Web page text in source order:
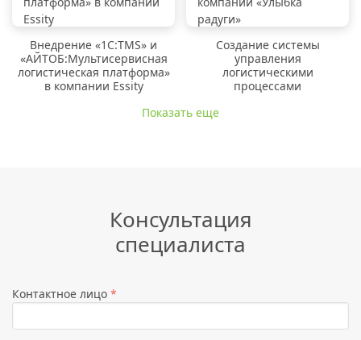
Внедрение «1C:TMS» и
«АЙТОБ:Мультисервисная
логистическая платформа»
в компании Essity
Создание системы
управления
логистическими
процессами
Показать еще
Консультация
специалиста
Контактное лицо *